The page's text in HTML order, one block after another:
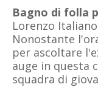
Bagno di folla
Lorenzo
Nonostante
per ascoltare
auge in questa
squadra di